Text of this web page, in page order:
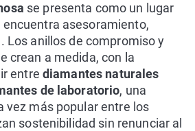
se presenta como un lugar
asesoramiento,
Los anillos de compromiso y
crean a medida, con la
entre diamantes naturales
de laboratorio, una
vez más popular entre los
sostenibilidad sin renunciar al